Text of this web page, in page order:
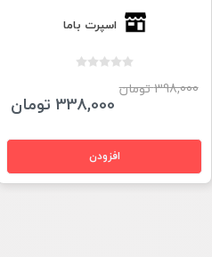
اسپرت باما
398,000 تومان
338,000 تومان